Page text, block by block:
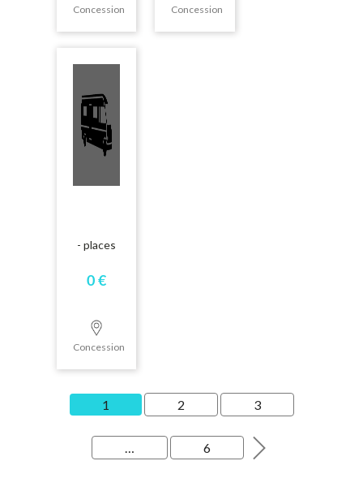
Concession Concession
- places
0 €
Concession
1 2 3
… 6